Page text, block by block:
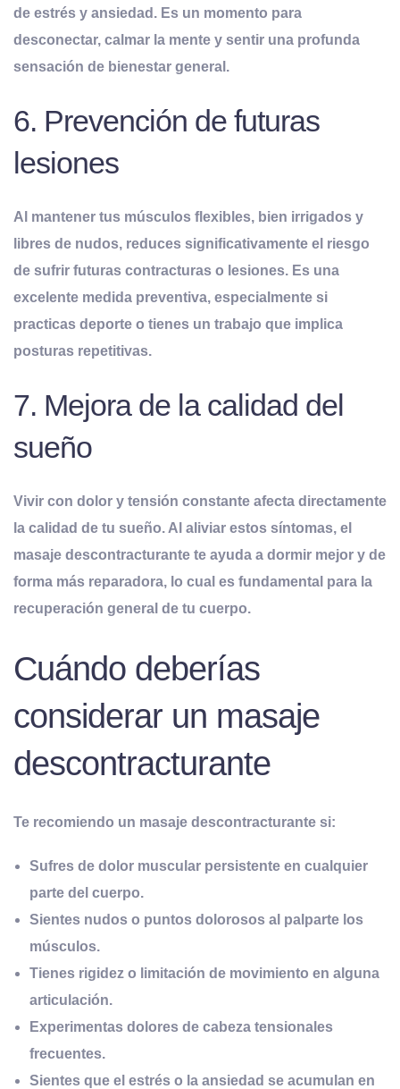
de estrés y ansiedad . Es un momento para
desconectar, calmar la mente y sentir una profunda
sensación de bienestar general.
6. Prevención de futuras
lesiones
Al mantener tus músculos flexibles, bien irrigados y
libres de nudos, reduces significativamente el riesgo
de sufrir futuras contracturas o lesiones. Es una
excelente medida preventiva, especialmente si
practicas deporte o tienes un trabajo que implica
posturas repetitivas.
7. Mejora de la calidad del
sueño
Vivir con dolor y tensión constante afecta directamente
la calidad de tu sueño. Al aliviar estos síntomas, el
masaje descontracturante te ayuda a dormir mejor y de
forma más reparadora, lo cual es fundamental para la
recuperación general de tu cuerpo.
Cuándo deberías
considerar un masaje
descontracturante
Te recomiendo un masaje descontracturante si:
Sufres dedolor muscular persistente en cualquier
parte del cuerpo.
Sientes nudos o puntos dolorosos al palparte los
músculos.
Tienes rigidez o limitación de movimiento en alguna
articulación.
Experimentasdolores de cabeza tensionales
frecuentes.
Sientes que elestrés o la ansiedad se acumulan en